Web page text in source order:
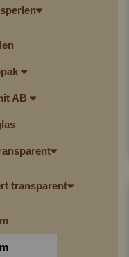
AB
transparent